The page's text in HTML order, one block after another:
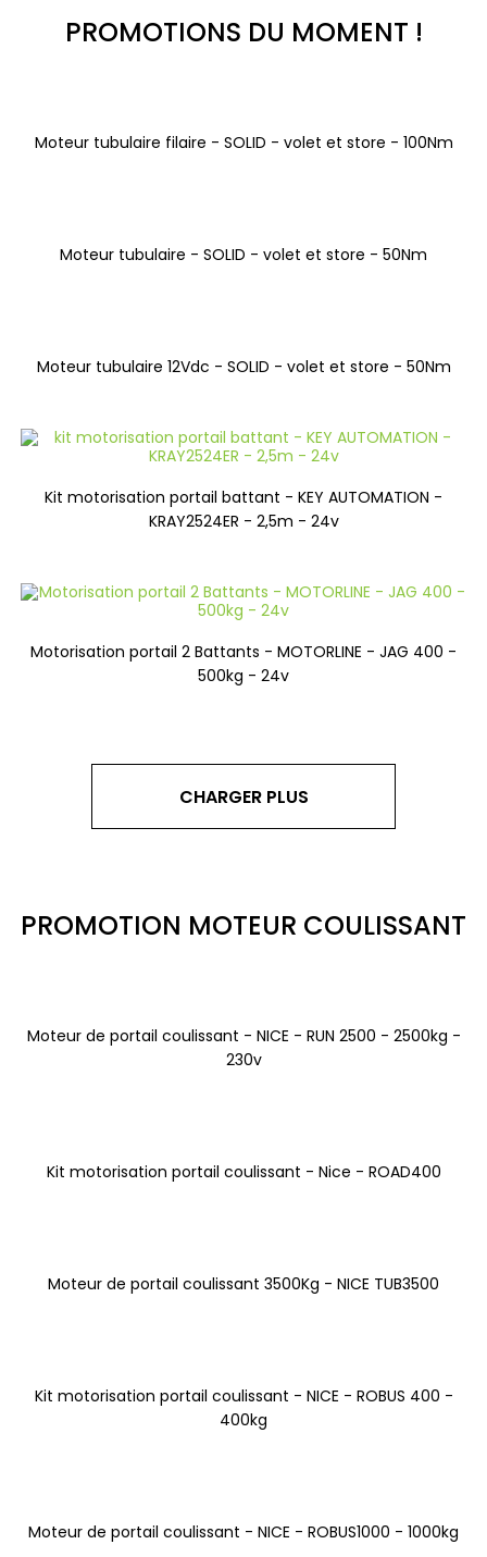
PROMOTIONS DU MOMENT !
Moteur tubulaire filaire - SOLID - volet et store - 100Nm
Moteur tubulaire - SOLID - volet et store - 50Nm
Moteur tubulaire 12Vdc - SOLID - volet et store - 50Nm
Kit motorisation portail battant - KEY AUTOMATION -
KRAY2524ER - 2,5m - 24v
Motorisation portail 2 Battants - MOTORLINE - JAG 400 -
500kg - 24v
CHARGER PLUS
PROMOTION MOTEUR COULISSANT
Moteur de portail coulissant - NICE - RUN 2500 - 2500kg -
230v
Kit motorisation portail coulissant - Nice - ROAD400
Moteur de portail coulissant 3500Kg - NICE TUB3500
Kit motorisation portail coulissant - NICE - ROBUS 400 -
400kg
Moteur de portail coulissant - NICE - ROBUS1000 - 1000kg